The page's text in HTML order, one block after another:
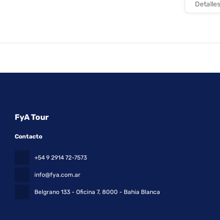
Detalles
FyA Tour
Contacto
+54 9 2914 72-7573
info@fya.com.ar
Belgrano 133 - Oficina 7, 8000 - Bahia Blanca